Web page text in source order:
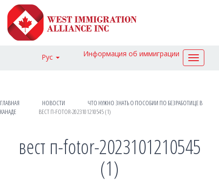
Toggle
Информация об иммиграции
Рус
ГЛАВНАЯ НОВОСТИ
ЧТО НУЖНО ЗНАТЬ О ПОСОБИИ ПО БЕЗРАБОТИЦЕ В
КАНАДЕ
ВЕСТ П-FOTOR-2023101210545 (1)
вест п-fotor-2023101210545
(1)